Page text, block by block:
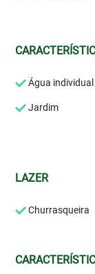
Água individual
Jardim
LAZER
Churrasqueira